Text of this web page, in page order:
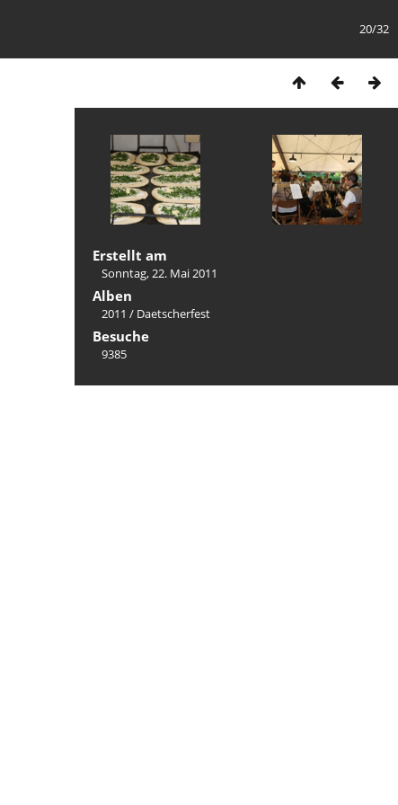
20/32
Erstellt am
Sonntag, 22. Mai 2011
Alben
2011 / Daetscherfest
Besuche
9385